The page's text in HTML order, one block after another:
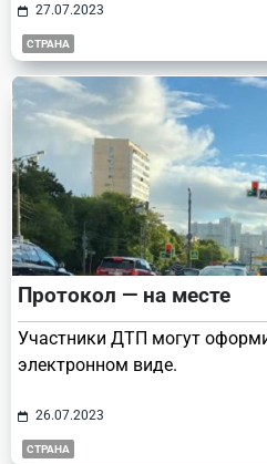
27.07.2023
СТРАНА
Протокол — на месте
Участники ДТП могут
электронном виде.
26.07.2023
СТРАНА